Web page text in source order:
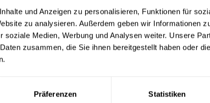
und Anzeigen zu personalisieren, Funktionen für
zu analysieren. Außerdem geben wir Informationen
soziale Medien, Werbung und Analysen weiter. Unsere
zusammen, die Sie ihnen bereitgestellt haben oder
Präferenzen Statistiken
& Dokumente
A (PDF)
Merkblätter